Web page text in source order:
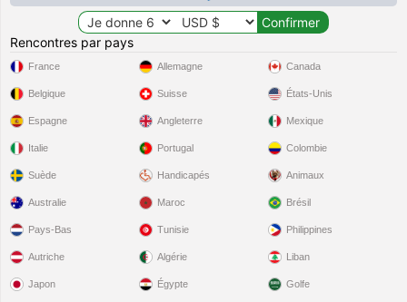
Rencontres par pays
France
Belgique
Espagne
Italie
Suède
Allemagne
Suisse
Angleterre
Portugal
Handicapés
Canada
États-Unis
Mexique
Colombie
Animaux
Australie
Pays-Bas
Autriche
Japon
Maroc
Tunisie
Algérie
Égypte
Brésil
Philippines
Liban
Golfe